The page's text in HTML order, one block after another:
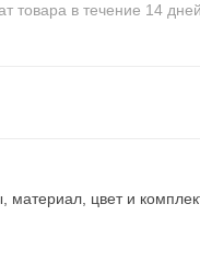
товара в течение 14 дней
цвет и